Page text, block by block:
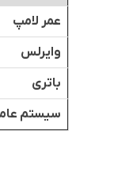
عمر لامپ
وایرلس
باتری
سیستم